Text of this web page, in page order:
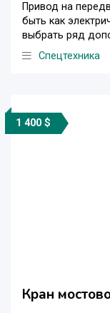
Привод на
быть как
выбрать ряд
Спецтехника
1 400 $
Кран